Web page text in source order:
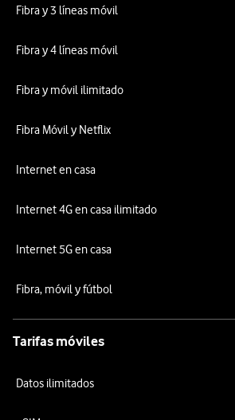
Fibra y 3 líneas móvil
Fibra y 4 líneas móvil
Fibra y móvil ilimitado
Fibra Móvil y Netflix
Internet en casa
Internet 4G en casa ilimitado
Internet 5G en casa
Fibra, móvil y fútbol
Tarifas móviles
Datos ilimitados